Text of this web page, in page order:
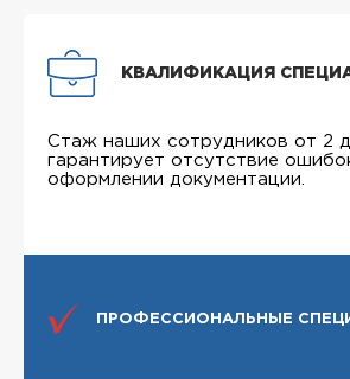
КВАЛИФИКАЦИЯ
Стаж наших сотрудников от 2
гарантирует отсутствие
оформлении документации.
ПРОФЕССИОНАЛЬНЫЕ